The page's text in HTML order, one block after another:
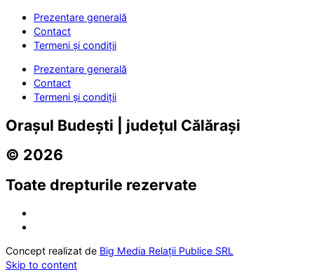
Prezentare generală
Contact
Termeni și condiții
Prezentare generală
Contact
Termeni și condiții
Orașul Budești | județul Călărași
© 2026
Toate drepturile rezervate
Concept realizat de Big Media Relații Publice SRL
Skip to content